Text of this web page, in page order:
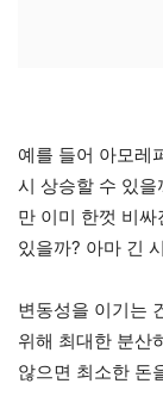
예를 들어 아모레
시 상승할 수 있
만 이미 한껏 비
있을까? 아마 긴
변동성을 이기는
위해 최대한 분산
않으면 최소한 돈